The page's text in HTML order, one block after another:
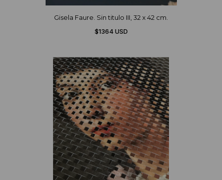
Gisela Faure. Sin titulo III, 32 x 42 cm.
$1364 USD